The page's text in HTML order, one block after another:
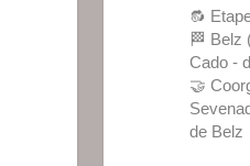
🔂
🏁 Belz
Cado -
🤝
de Belz